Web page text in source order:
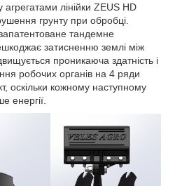
агрегатами лінійки ZEUS HD
грунту при обробці.
тандемне
затисненню землі між
проникаюча здатність і
робочих органів на 4 ряди
оскільки кожному наступному
енергії.